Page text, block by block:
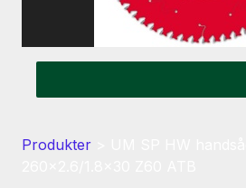
Produkter